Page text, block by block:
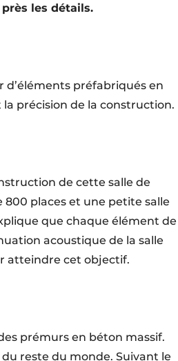
les détails.
préfabriqués en
précision de la construction.
de cette salle de
800 places et une petite salle
que chaque élément de
acoustique de la salle
atteindre cet objectif.
prémurs en béton massif.
reste du monde. Suivant le